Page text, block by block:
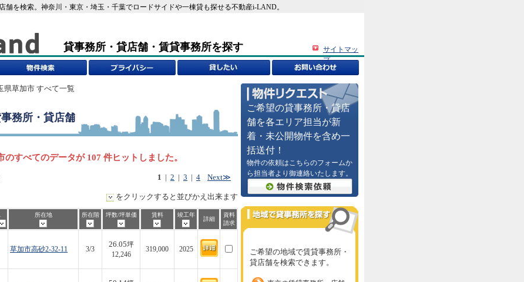
舗を検索。神奈川・東京・埼玉・千葉でロードサイドや一棟貸も探せる不動産i-LAND。
貸事務所・貸店舗・賃貸事務所を探す
サイトマッ
プ
県草加市 すべて一覧
務所・貸店舗
のすべてのデータが 107 件ヒットしました。
1 2 3 4 Next≫
をクリックすると並びかえ出来ます
所在地 所在階 坪数/坪単価 賃料 竣工年
詳細
資料
請求
草加市高砂2-32-11 3/3
26.05坪
12,246
319,000 2025
ご希望の貸事務所・貸店
舗を各エリア担当が新
着・未公開物件を含め一
括送付！
物件の依頼はこちらのフォームか
ら担当者より御連絡いたします。
ご希望の地域で賃貸事務所・
貸店舗を検索できます。